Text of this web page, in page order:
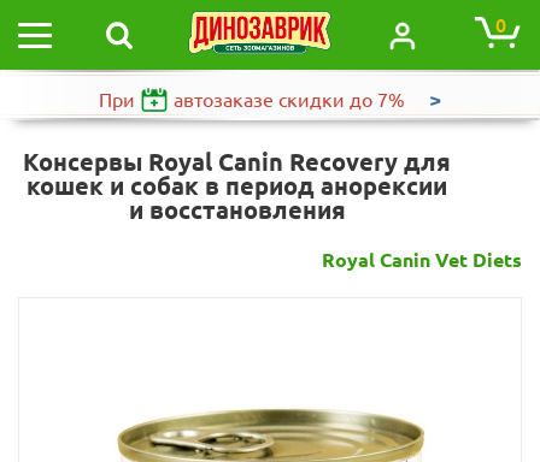
0
При автозаказе скидки до 7% >
Консервы Royal Canin Recovery для
кошек и собак в период анорексии
и восстановления
Royal Canin Vet Diets